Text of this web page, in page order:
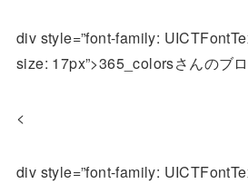
div style=”font-family:
size: 17px”>365_colorsさんのブロ
<
div style=”font-family: